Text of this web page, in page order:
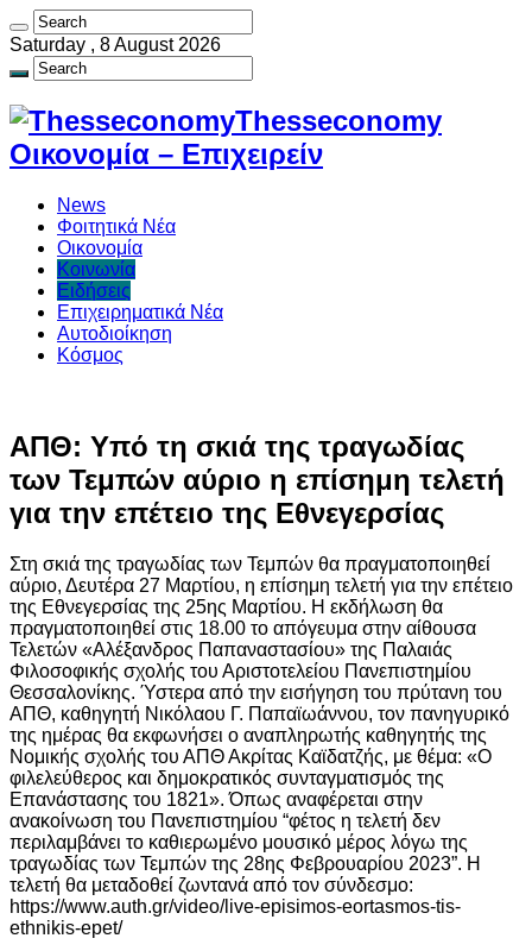
Saturday , 8 August 2026
Thesseconomy
Οικονομία – Επιχειρείν
News
Φοιτητικά Νέα
Οικονομία
Κοινωνία
Ειδήσεις
Επιχειρηματικά Νέα
Αυτοδιοίκηση
Κόσμος
ΑΠΘ: Υπό τη σκιά της τραγωδίας
των Τεμπών αύριο η επίσημη τελετή
για την επέτειο της Εθνεγερσίας
Στη σκιά της τραγωδίας των Τεμπών θα πραγματοποιηθεί
αύριο, Δευτέρα 27 Μαρτίου, η επίσημη τελετή για την επέτειο
της Εθνεγερσίας της 25ης Μαρτίου. Η εκδήλωση θα
πραγματοποιηθεί στις 18.00 το απόγευμα στην αίθουσα
Τελετών «Αλέξανδρος Παπαναστασίου» της Παλαιάς
Φιλοσοφικής σχολής του Αριστοτελείου Πανεπιστημίου
Θεσσαλονίκης. Ύστερα από την εισήγηση του πρύτανη του
ΑΠΘ, καθηγητή Νικόλαου Γ. Παπαϊωάννου, τον πανηγυρικό
της ημέρας θα εκφωνήσει ο αναπληρωτής καθηγητής της
Νομικής σχολής του ΑΠΘ Ακρίτας Καϊδατζής, με θέμα: «Ο
φιλελεύθερος και δημοκρατικός συνταγματισμός της
Επανάστασης του 1821». Όπως αναφέρεται στην
ανακοίνωση του Πανεπιστημίου “φέτος η τελετή δεν
περιλαμβάνει το καθιερωμένο μουσικό μέρος λόγω της
τραγωδίας των Τεμπών της 28ης Φεβρουαρίου 2023”. Η
τελετή θα μεταδοθεί ζωντανά από τον σύνδεσμο:
https://www.auth.gr/video/live-episimos-eortasmos-tis-
ethnikis-epet/